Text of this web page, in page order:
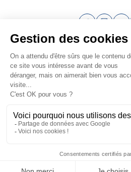
Facebook
Raison sociale : LEGON
SIREN: 314720731 - Numéro de TVA
Agrément
Siège social : 954, Route de Chatelet ,